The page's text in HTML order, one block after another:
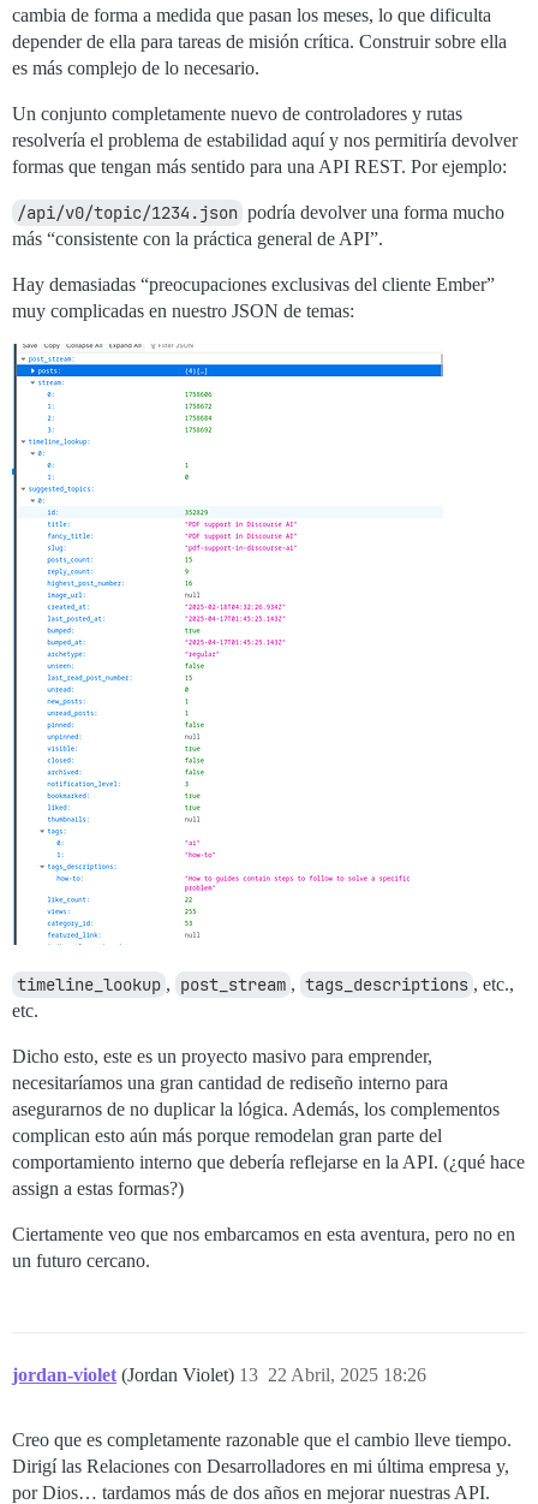
cambia de forma a medida que pasan los meses, lo que dificulta
depender de ella para tareas de misión crítica. Construir sobre ella
es más complejo de lo necesario.
Un conjunto completamente nuevo de controladores y rutas
resolvería el problema de estabilidad aquí y nos permitiría devolver
formas que tengan más sentido para una API REST. Por ejemplo:
/api/v0/topic/1234.json podría devolver una forma mucho
más “consistente con la práctica general de API”.
Hay demasiadas “preocupaciones exclusivas del cliente Ember”
muy complicadas en nuestro JSON de temas:
timeline_lookup , post_stream , tags_descriptions , etc.,
etc.
Dicho esto, este es un proyecto masivo para emprender,
necesitaríamos una gran cantidad de rediseño interno para
asegurarnos de no duplicar la lógica. Además, los complementos
complican esto aún más porque remodelan gran parte del
comportamiento interno que debería reflejarse en la API. (¿qué hace
assign a estas formas?)
Ciertamente veo que nos embarcamos en esta aventura, pero no en
un futuro cercano.
jordan-violet (Jordan Violet) 22 Abril, 2025 18:26
13
Creo que es completamente razonable que el cambio lleve tiempo.
Dirigí las Relaciones con Desarrolladores en mi última empresa y,
por Dios… tardamos más de dos años en mejorar nuestras API.